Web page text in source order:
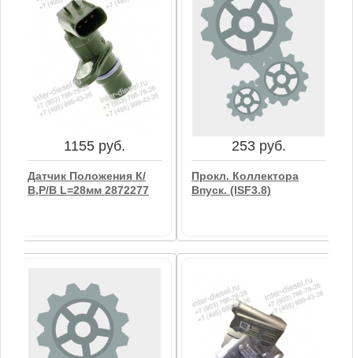
1155 руб.
Датчик Положения К/
В,р/в L=28мм 2872277
253 руб.
Прокл. Коллектора
Впуск. (ISF3.8)